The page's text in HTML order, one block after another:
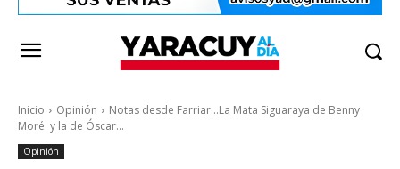
Inicio Opinión
Notas desde Farriar…La Mata Siguaraya de Benny
Moré y la de Óscar...
Opinión